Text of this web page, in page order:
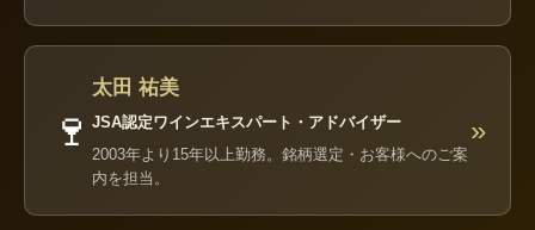
🍷
太田 祐美
JSA認定ワインエキスパート・アドバイザー
2003年より15年以上勤務。銘柄選定・お客様へのご案
内を担当。
»